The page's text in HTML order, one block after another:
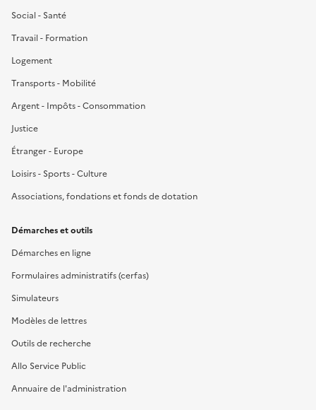
Social - Santé
Travail - Formation
Logement
Transports - Mobilité
Argent - Impôts - Consommation
Justice
Étranger - Europe
Loisirs - Sports - Culture
Associations, fondations et fonds de dotation
Démarches et outils
Démarches en ligne
Formulaires administratifs (cerfas)
Simulateurs
Modèles de lettres
Outils de recherche
Allo Service Public
Annuaire de l'administration